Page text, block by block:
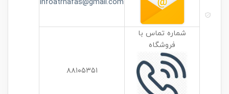
شماره تماس با
فروشگاه
۸۸۱۰۵۳۵۱